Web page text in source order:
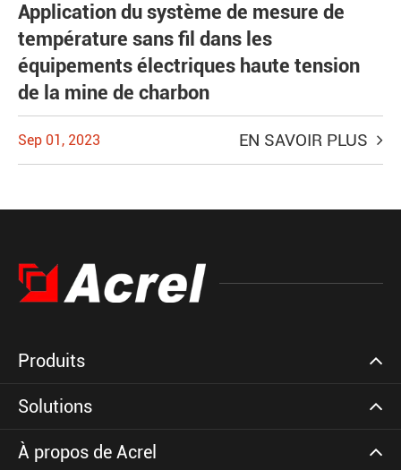
Application du système de mesure de
température sans fil dans les
équipements électriques haute tension
de la mine de charbon
Sep 01, 2023 EN SAVOIR PLUS
Produits
Solutions
À propos de Acrel